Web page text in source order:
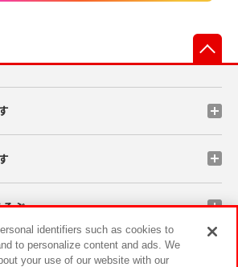
ぶ
ペーン
identifiers such as cookies to
to personalize content and ads. We
your use of our website with our